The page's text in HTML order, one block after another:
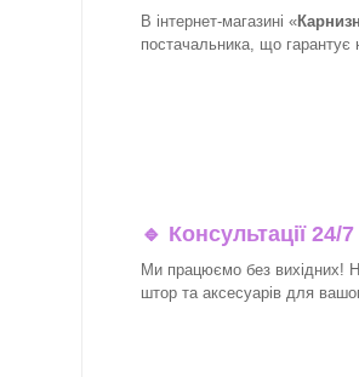
В інтернет-магазині «
постачальника, що гарантує
🔹 Консультації
Ми працюємо без вихідних!
штор та аксесуарів для